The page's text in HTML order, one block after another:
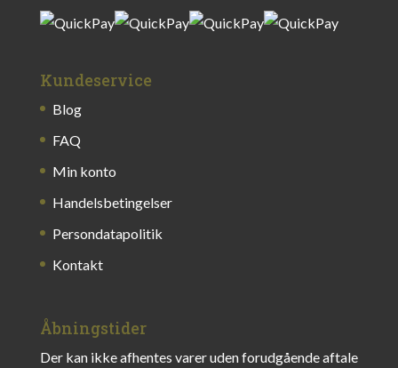
Kundeservice
Blog
FAQ
Min konto
Handelsbetingelser
Persondatapolitik
Kontakt
Åbningstider
Der kan ikke afhentes varer uden forudgående aftale